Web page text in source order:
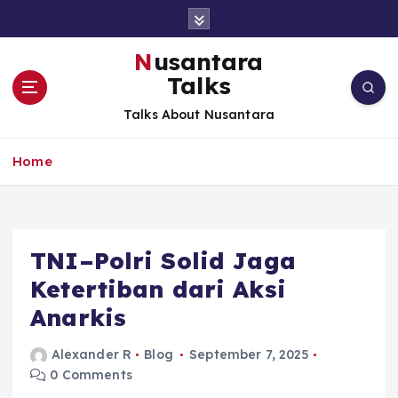
Nusantara
Talks
Talks About Nusantara
Home
TNI–Polri Solid Jaga
Ketertiban dari Aksi
Anarkis
Alexander R Blog
September 7, 2025
0 Comments